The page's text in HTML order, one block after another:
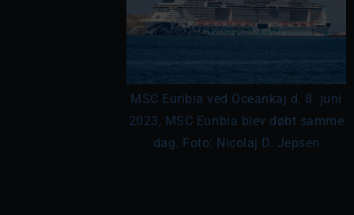
MSC Euribia ved Oceankaj d. 8. juni
2023, MSC Euribia blev døbt samme
dag. Foto: Nicolaj D. Jepsen